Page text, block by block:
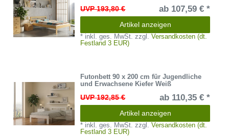
UVP 193,80 €
ab 107,59 € *
Artikel anzeigen
* inkl. ges. MwSt. zzgl.Versandkosten (dt.
Festland 3 EUR)
Futonbett 90 x 200 cm für Jugendliche
und Erwachsene Kiefer Weiß
UVP 192,85 €
ab 110,35 € *
Artikel anzeigen
* inkl. ges. MwSt. zzgl.Versandkosten (dt.
Festland 3 EUR)